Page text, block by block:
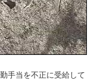
手当を不正に受給して